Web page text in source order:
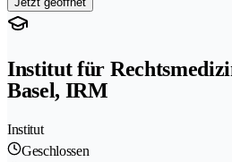
Institut für
Basel, IRM
Institut
Geschlossen